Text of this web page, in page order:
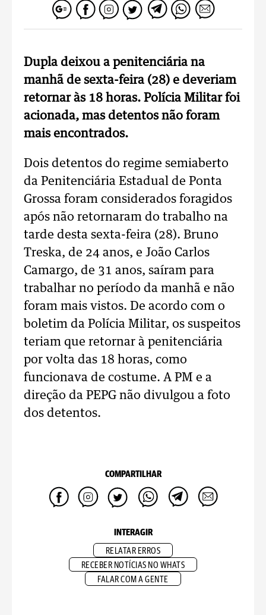
Dupla deixou a penitenciária na
manhã de sexta-feira (28) e deveriam
retornar às 18 horas. Polícia Militar foi
acionada, mas detentos não foram
mais encontrados.
Dois detentos do regime semiaberto
da Penitenciária Estadual de Ponta
Grossa foram considerados foragidos
após não retornaram do trabalho na
tarde desta sexta-feira (28). Bruno
Treska, de 24 anos, e João Carlos
Camargo, de 31 anos, saíram para
trabalhar no período da manhã e não
foram mais vistos. De acordo com o
boletim da Polícia Militar, os suspeitos
teriam que retornar à penitenciária
por volta das 18 horas, como
funcionava de costume. A PM e a
direção da PEPG não divulgou a foto
dos detentos.
COMPARTILHAR
INTERAGIR
RELATAR ERROS
RECEBER NOTÍCIAS NO WHATS
FALAR COM A GENTE